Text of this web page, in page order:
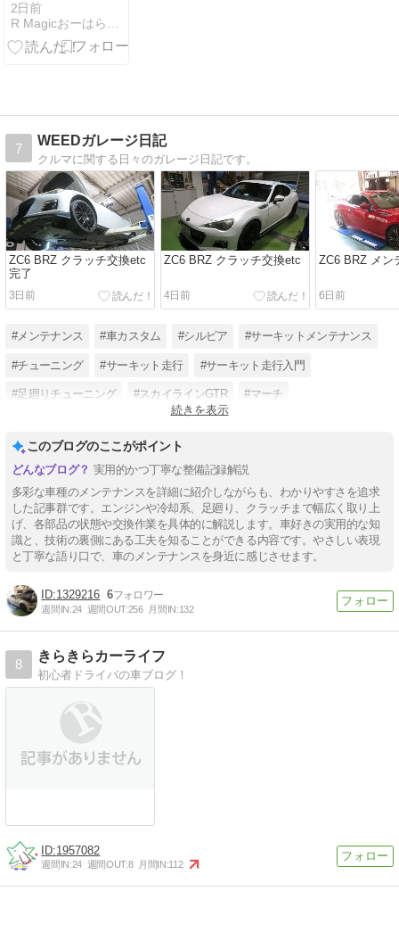
2日前
7
WEEDガレージ日記
クルマに関する日々のガレージ日記です。
ZC6 BRZ クラッチ交換etc
完了
3日前
ZC6 BRZ クラッチ交換etc
4日前
ZC6 BRZ メン
6日前
#メンテナンス #車カスタム #シルビア #サーキットメンテナンス
#チューニング #サーキット走行 #サーキット走行入門
#足廻りチューニング #スカイラインGTR #マーチ
続きを表示
このブログのここがポイント
実用的かつ丁寧な整備記録解説
多彩な車種のメンテナンスを詳細に紹介しながらも、わかりやすさを追求
した記事群です。エンジンや冷却系、足廻り、クラッチまで幅広く取り上
げ、各部品の状態や交換作業を具体的に解説します。車好きの実用的な知
識と、技術の裏側にある工夫を知ることができる内容です。やさしい表現
と丁寧な語り口で、車のメンテナンスを身近に感じさせます。
1329216 6
週間IN:24 週間OUT:256 月間IN:132
8
きらきらカーライフ
初心者ドライバの車ブログ！
1957082
週間IN:24 週間OUT:8 月間IN:112